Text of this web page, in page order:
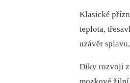
Klasické
teplota,
uzávěr
Díky rozvoji